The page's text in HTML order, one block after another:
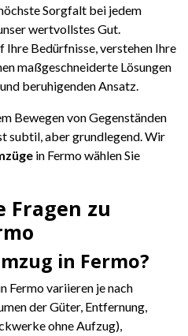
Sorgfalt bei jedem
wertvollstes Gut.
Ihre Bedürfnisse, verstehen Ihre
maßgeschneiderte Lösungen
beruhigenden Ansatz.
Bewegen von Gegenständen
subtil, aber grundlegend. Wir
in Fermo wählen Sie
Fragen zu
in Fermo?
Fermo variieren je nach
der Güter, Entfernung,
ohne Aufzug),